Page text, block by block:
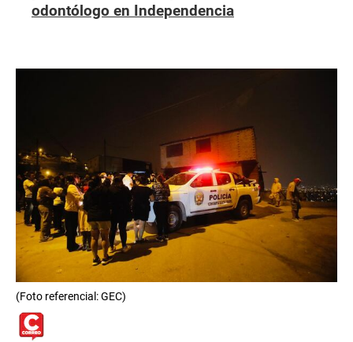
odontólogo en Independencia
(Foto referencial: GEC)